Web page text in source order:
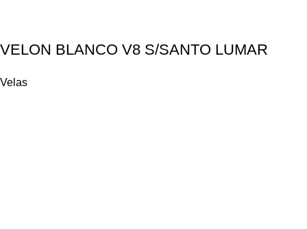
VELON BLANCO V8 S/SANTO LUMAR
Velas